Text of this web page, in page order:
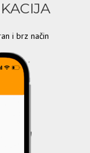
i brz način